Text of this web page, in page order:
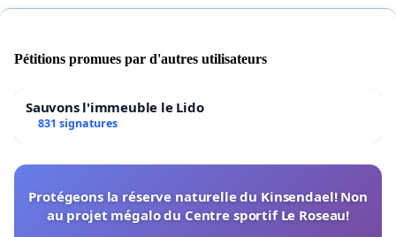
Pétitions promues par d'autres utilisateurs
Sauvons l'immeuble le Lido
831 signatures
Protégeons la réserve naturelle du Kinsendael! Non
au projet mégalo du Centre sportif Le Roseau!